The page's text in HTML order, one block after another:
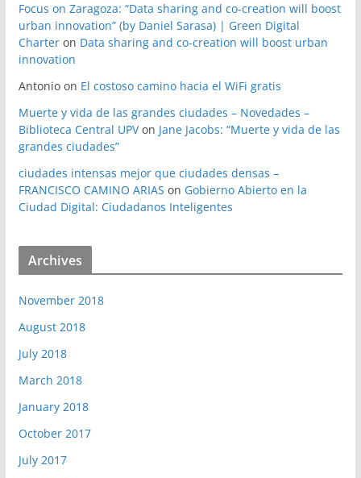
Focus on Zaragoza: “Data sharing and co-creation will boost
urban innovation” (by Daniel Sarasa) | Green Digital
Charteron Data sharing and co-creation will boost urban
innovation
Antonioon El costoso camino hacia el WiFi gratis
Muerte y vida de las grandes ciudades – Novedades –
Biblioteca Central UPVon Jane Jacobs: “Muerte y vida de las
grandes ciudades”
ciudades intensas mejor que ciudades densas –
FRANCISCO CAMINO ARIAS on Gobierno Abierto en la
Ciudad Digital: Ciudadanos Inteligentes
Archives
November 2018
August 2018
July 2018
March 2018
January 2018
October 2017
July 2017